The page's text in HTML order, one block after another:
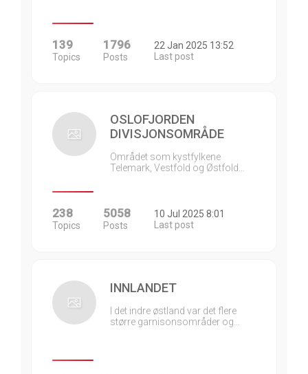
139
Topics
1796
Posts
22 Jan 2025 13:52
Last post
OSLOFJORDEN
DIVISJONSOMRÅDE
Området som kystfylkene
Telemark, Vestfold og Østfold…
238
Topics
5058
Posts
10 Jul 2025 8:01
Last post
INNLANDET
I det indre østland var det flere
større garnisonsområder og…